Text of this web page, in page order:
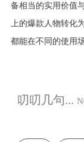
备相当的实用价值
上的爆款人物转化
都能在不同的使用
叨叨几句...